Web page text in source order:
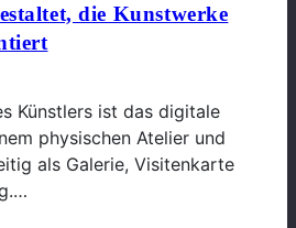
die Kunstwerke
Künstlers ist das digitale
physischen Atelier und
als Galerie, Visitenkarte